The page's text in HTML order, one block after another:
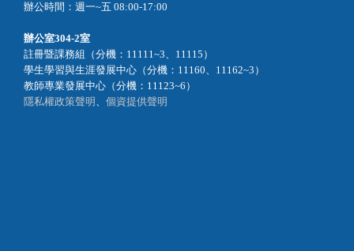
辦公時間：週一~五 08:00-17:00
辦公室304-2室
註冊暨課務組（分機：11111~3、11115）
學生學習與生涯發展中心（分機：11160、11162~3）
教師專業發展中心（分機：11123~6）
隱私權政策聲明 、 個資提供聲明